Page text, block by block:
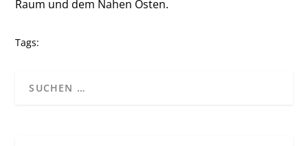
Raum und dem Nahen Osten.
Tags: